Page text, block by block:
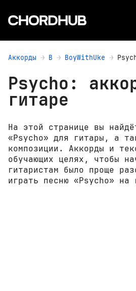
Аккорды B BoyWithUke
Psycho:
гитаре
На этой странице вы
«Psycho» для гитары, а
композиции. Аккорды и
обучающих целях, чтобы
гитаристам было проще
играть песню «Psycho» на